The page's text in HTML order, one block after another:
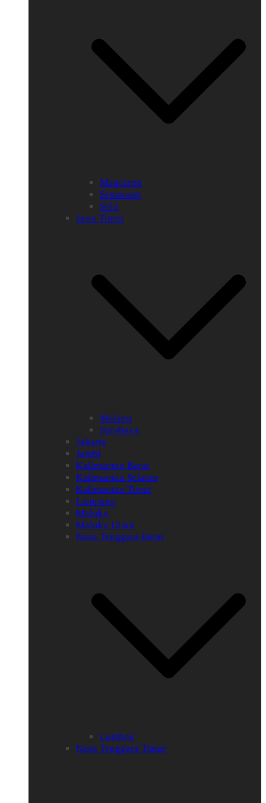
Magelang
Semarang
Solo
Jawa Timur
Malang
Surabaya
Jakarta
Jambi
Kalimantan Barat
Kalimantan Selatan
Kalimantan Timur
Lampung
Maluku
Maluku Utara
Nusa Tenggara Barat
Lombok
Nusa Tenggara Timur